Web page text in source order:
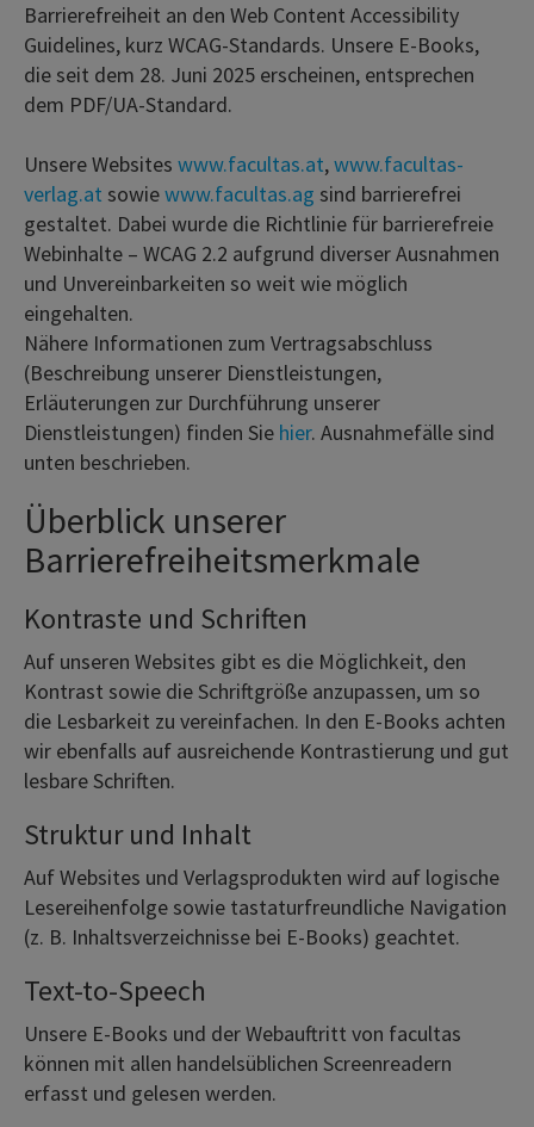
Barrierefreiheit an den Web Content Accessibility
Guidelines, kurz WCAG-Standards. Unsere E-Books,
die seit dem 28. Juni 2025 erscheinen, entsprechen
dem PDF/UA-Standard.
Unsere Websites www.facultas.at,www.facultas-
verlag.at sowiewww.facultas.ag sind barrierefrei
gestaltet. Dabei wurde die Richtlinie für barrierefreie
Webinhalte – WCAG 2.2 aufgrund diverser Ausnahmen
und Unvereinbarkeiten so weit wie möglich
eingehalten.
Nähere Informationen zum Vertragsabschluss
(Beschreibung unserer Dienstleistungen,
Erläuterungen zur Durchführung unserer
Dienstleistungen) finden Sie hier. Ausnahmefälle sind
unten beschrieben.
Überblick unserer
Barrierefreiheitsmerkmale
Kontraste und Schriften
Auf unseren Websites gibt es die Möglichkeit, den
Kontrast sowie die Schriftgröße anzupassen, um so
die Lesbarkeit zu vereinfachen. In den E-Books achten
wir ebenfalls auf ausreichende Kontrastierung und gut
lesbare Schriften.
Struktur und Inhalt
Auf Websites und Verlagsprodukten wird auf logische
Lesereihenfolge sowie tastaturfreundliche Navigation
(z. B. Inhaltsverzeichnisse bei E-Books) geachtet.
Text-to-Speech
Unsere E-Books und der Webauftritt von facultas
können mit allen handelsüblichen Screenreadern
erfasst und gelesen werden.